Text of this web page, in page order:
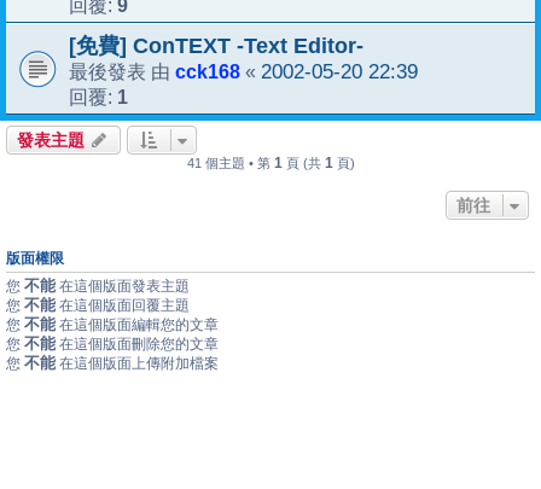
回覆: 9
[免費] ConTEXT -Text Editor-
最後發表 由 cck168 « 2002-05-20 22:39
回覆: 1
發表主題
41 個主題 • 第 1 頁 (共 1 頁)
前往
版面權限
您 不能 在這個版面發表主題
您 不能 在這個版面回覆主題
您 不能 在這個版面編輯您的文章
您 不能 在這個版面刪除您的文章
您 不能 在這個版面上傳附加檔案